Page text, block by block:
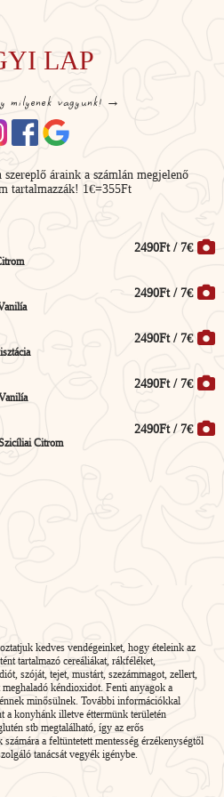
LAP
milyenek vagyunk! →
szereplő áraink a számlán megjelenő
tartalmazzák! 1€=355Ft
2490Ft / 7€
2490Ft / 7€
2490Ft / 7€
2490Ft / 7€
Citrom
2490Ft / 7€
kedves vendégeinket, hogy ételeink az
tartalmazó cereáliákat, rákféléket,
szóját, tejet, mustárt, szezámmagot, zellert,
kéndioxidot. Fenti anyagok a
minősülnek. További információkkal
a konyhánk illetve éttermünk területén
stb megtalálható, így az erős
a feltüntetett mentesség érzékenységtől
tanácsát vegyék igénybe.